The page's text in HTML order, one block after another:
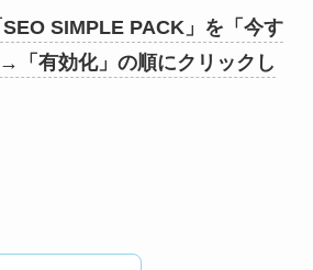
SIMPLE PACK」を「今す
「有効化」の順にクリックし